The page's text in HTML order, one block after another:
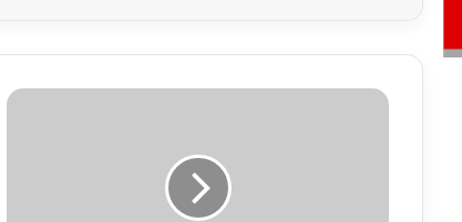
11.02.2018